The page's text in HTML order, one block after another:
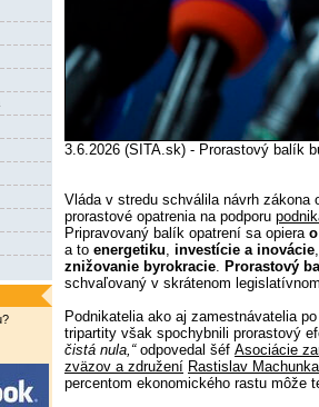
3.6.2026 (SITA.sk) - Prorastový balík
Vláda v stredu schválila návrh zákona
prorastové opatrenia na podporu
Pripravovaný balík opatrení sa opierao
a to energetiku, investície a inovácie,
znižovanie byrokracie. Prorastový
schvaľovaný v skrátenom
Podnikatelia ako aj zamestnávatelia
tripartity však spochybnili prorastový
čistá nula,“odpovedal šéf Asociácie
zväzov a združení Rastislav Machunka
percentom ekonomického rastu môže